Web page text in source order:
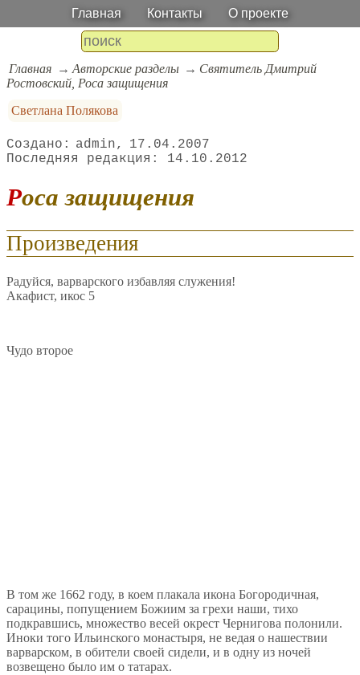
Главная Контакты О проекте
Главная Авторские разделы
Святитель Дмитрий
Ростовский, Роса защищения
Светлана Полякова
admin
17.04.2007
14.10.2012
Poсa защищения
Произведения
Радуйся, варварского избавляя служения!
Акафист, икос 5
Чудо второе
В том же 1662 году, в коем плакала икона Богородичная,
сарацины, попущением Божиим за грехи наши, тихо
подкравшись, множество весей окрест Чернигова полонили.
Иноки того Ильинского монастыря, не ведая о нашествии
варварском, в обители своей сидели, и в одну из ночей
возвещено было им о татарах.